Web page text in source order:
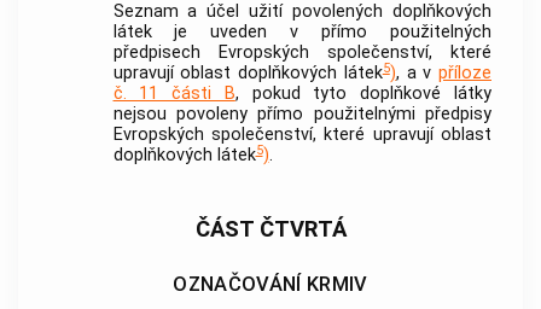
Seznam a účel užití povolených doplňkových
látek je uveden v přímo použitelných
předpisech Evropských společenství, které
upravují oblast doplňkových látek5), a v příloze
č. 11 části B, pokud tyto doplňkové látky
nejsou povoleny přímo použitelnými předpisy
Evropských společenství, které upravují oblast
doplňkových látek5).
ČÁST ČTVRTÁ
OZNAČOVÁNÍ KRMIV